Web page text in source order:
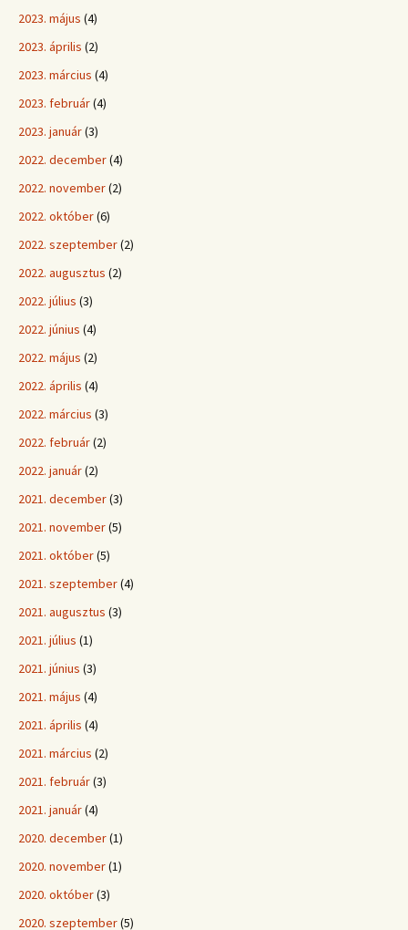
2023. május (4)
2023. április (2)
2023. március (4)
2023. február(4)
2023. január(3)
2022. december(4)
2022. november(2)
2022. október(6)
2022. szeptember(2)
2022. augusztus (2)
2022. július (3)
2022. június (4)
2022. május (2)
2022. április (4)
2022. március (3)
2022. február(2)
2022. január(2)
2021. december(3)
2021. november(5)
2021. október(5)
2021. szeptember(4)
2021. augusztus (3)
2021. július (1)
2021. június (3)
2021. május (4)
2021. április (4)
2021. március (2)
2021. február(3)
2021. január(4)
2020. december(1)
2020. november(1)
2020. október(3)
2020. szeptember(5)